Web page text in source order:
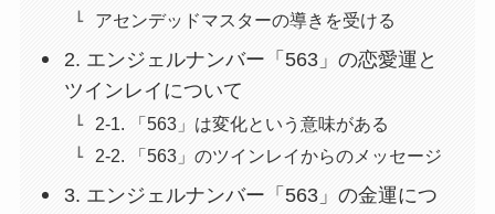
アセンデッドマスターの導きを受ける
2. エンジェルナンバー「563」の恋愛運と
ツインレイについて
2-1. 「563」は変化という意味がある
2-2. 「563」のツインレイからのメッセージ
3. エンジェルナンバー「563」の金運につ